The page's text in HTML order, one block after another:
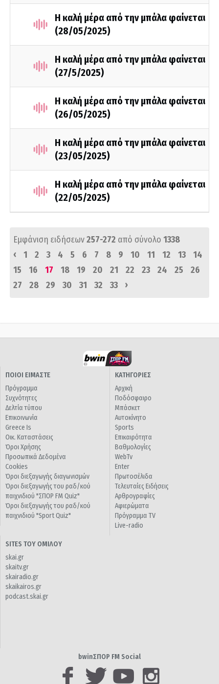
Η καλή μέρα από την μπάλα φαίνεται
(28/05/2025)
Η καλή μέρα από την μπάλα φαίνεται
(27/5/2025)
Η καλή μέρα από την μπάλα φαίνεται
(26/05/2025)
Η καλή μέρα από την μπάλα φαίνεται
(23/05/2025)
Η καλή μέρα από την μπάλα φαίνεται
(22/05/2025)
Εμφάνιση ειδήσεων257-272 από σύνολο 1338
‹
1 2 3 4 5 6 7 8 9 10 11 12 13
14
15
16 17 18 19 20 21 22 23 24 25
26
27
28 29 30 31 32 33 ›
ΠΟΙΟΙ ΕΙΜΑΣΤΕ
Πρόγραμμα
Συχνότητες
Δελτία τύπου
Επικοινωνία
Greece Is
Οικ. Καταστάσεις
Όροι Χρήσης
Προσωπικά Δεδομένα
Cookies
Όροι διεξαγωγής διαγωνισμών
Όροι διεξαγωγής του ραδ/κού
παιχνιδιού "ΣΠΟΡ FM Quiz"
Όροι διεξαγωγής του ραδ/κού
παιχνιδιού "Sport Quiz"
ΚΑΤΗΓΟΡΙΕΣ
Αρχική
Ποδόσφαιρο
Μπάσκετ
Αυτοκίνητο
Sports
Επικαιρότητα
Βαθμολογίες
WebTv
Enter
Πρωτοσέλιδα
Τελευταίες Ειδήσεις
Αρθρογραφίες
Αφιερώματα
Πρόγραμμα TV
Live-radio
SITES ΤΟΥ ΟΜΙΛΟΥ
skai.gr
skaitv.gr
skairadio.gr
skaikairos.gr
podcast.skai.gr
bwinΣΠΟΡ FM Social